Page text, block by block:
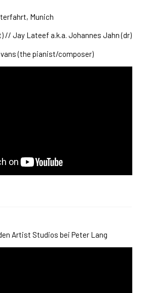
Munich
// Jay Lateef a.k.a. Johannes Jahn (dr)
(the pianist/composer)
Artist Studios bei Peter Lang